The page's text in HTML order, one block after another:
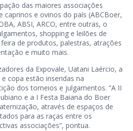
das maiores associações
caprinos e ovinos do país (ABCBoer,
ABSI, ARCO, entre outras, o
shopping e leilões de
de produtos, palestras, atrações
e muito mais.
da Expovale, Uatani Laércio, a
copa estão inseridas na
dos torneios e julgamentos. “A II
e a I Festa Baiana do Boer
através de espaços de
para as raças entre os
associações”, pontua.